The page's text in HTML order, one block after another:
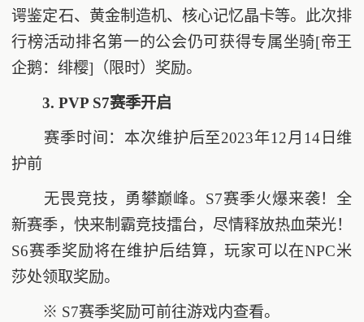
谔鉴定石、黄金制造机、核心记忆晶卡等。此次排
行榜活动排名第一的公会仍可获得专属坐骑[帝王
企鹅：绯樱]（限时）奖励。
3. PVP S7赛季开启
赛季时间：本次维护后至2023年12月14日维
护前
无畏竞技，勇攀巅峰。S7赛季火爆来袭！全
新赛季，快来制霸竞技擂台，尽情释放热血荣光！
S6赛季奖励将在维护后结算，玩家可以在NPC米
莎处领取奖励。
※ S7赛季奖励可前往游戏内查看。